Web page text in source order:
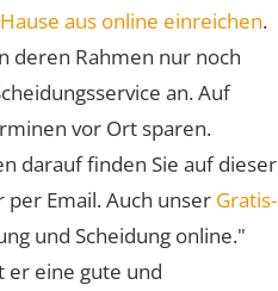
aus online einreichen.
deren Rahmen nur noch
an. Auf
vor Ort sparen.
darauf finden Sie auf dieser
Email. Auch unser Gratis-
und Scheidung online."
er eine gute und